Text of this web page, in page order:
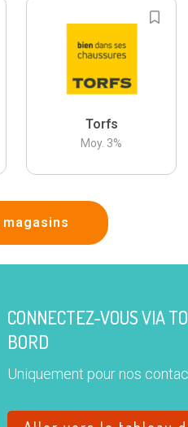
Torfs
Moy. 3%
CONNECTEZ-VOUS VIA
BORD
Uniquement pour nos